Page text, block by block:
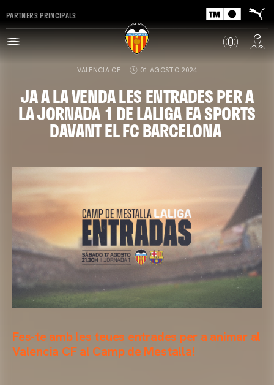
PARTNERS PRINCIPALS
VALENCIA CF 01 AGOSTO 2024
JA A LA VENDA LES ENTRADES PER A
LA JORNADA 1 DE LALIGA EA SPORTS
DAVANT EL FC BARCELONA
Fes-te amb les teues entrades per a animar al
Valencia CF al Camp de Mestalla!